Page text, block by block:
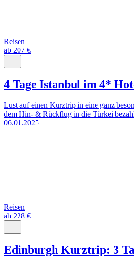
Reisen
ab 207 €
4 Tage Istanbul im 4*
Lust auf einen Kurztrip in eine ganz
dem Hin- & Rückflug in die Türkei
06.01.2025
Reisen
ab 228 €
Edinburgh Kurztrip: 3